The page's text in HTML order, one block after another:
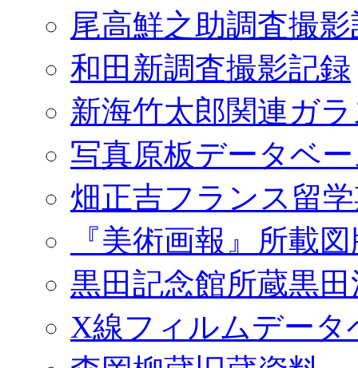
尾高鮮之助調査撮
和田新調査撮影記録
新海竹太郎関連ガ
写真原板データベ
畑正吉フランス留
『美術画報』所載
黒田記念館所蔵黒
X線フィルムデータ